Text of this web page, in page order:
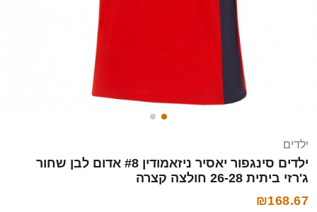
ילדים
ילדים סינגפור יאסיר ניזאמודין #8 אדום לבן שחור
ג'רזי ביתית 26-28 חולצה קצרה
₪168.67